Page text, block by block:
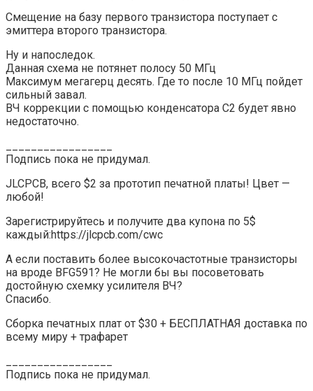
Смещение на базу первого транзистора поступает с
эмиттера второго транзистора.
Ну и напоследок.
Данная схема не потянет полосу 50 МГц
Максимум мегагерц десять. Где то после 10 МГц пойдет
сильный завал.
ВЧ коррекции с помощью конденсатора С2 будет явно
недостаточно.
Подпись пока не придумал.
JLCPCB, всего $2 за прототип печатной платы! Цвет —
любой!
Зарегистрируйтесь и получите два купона по 5$
каждый:https://jlcpcb.com/cwc
А если поставить более высокочастотные транзисторы
на вроде BFG591? Не могли бы вы посоветовать
достойную схемку усилителя ВЧ?
Спасибо.
Сборка печатных плат от $30 + БЕСПЛАТНАЯ доставка по
всему миру + трафарет
Подпись пока не придумал.